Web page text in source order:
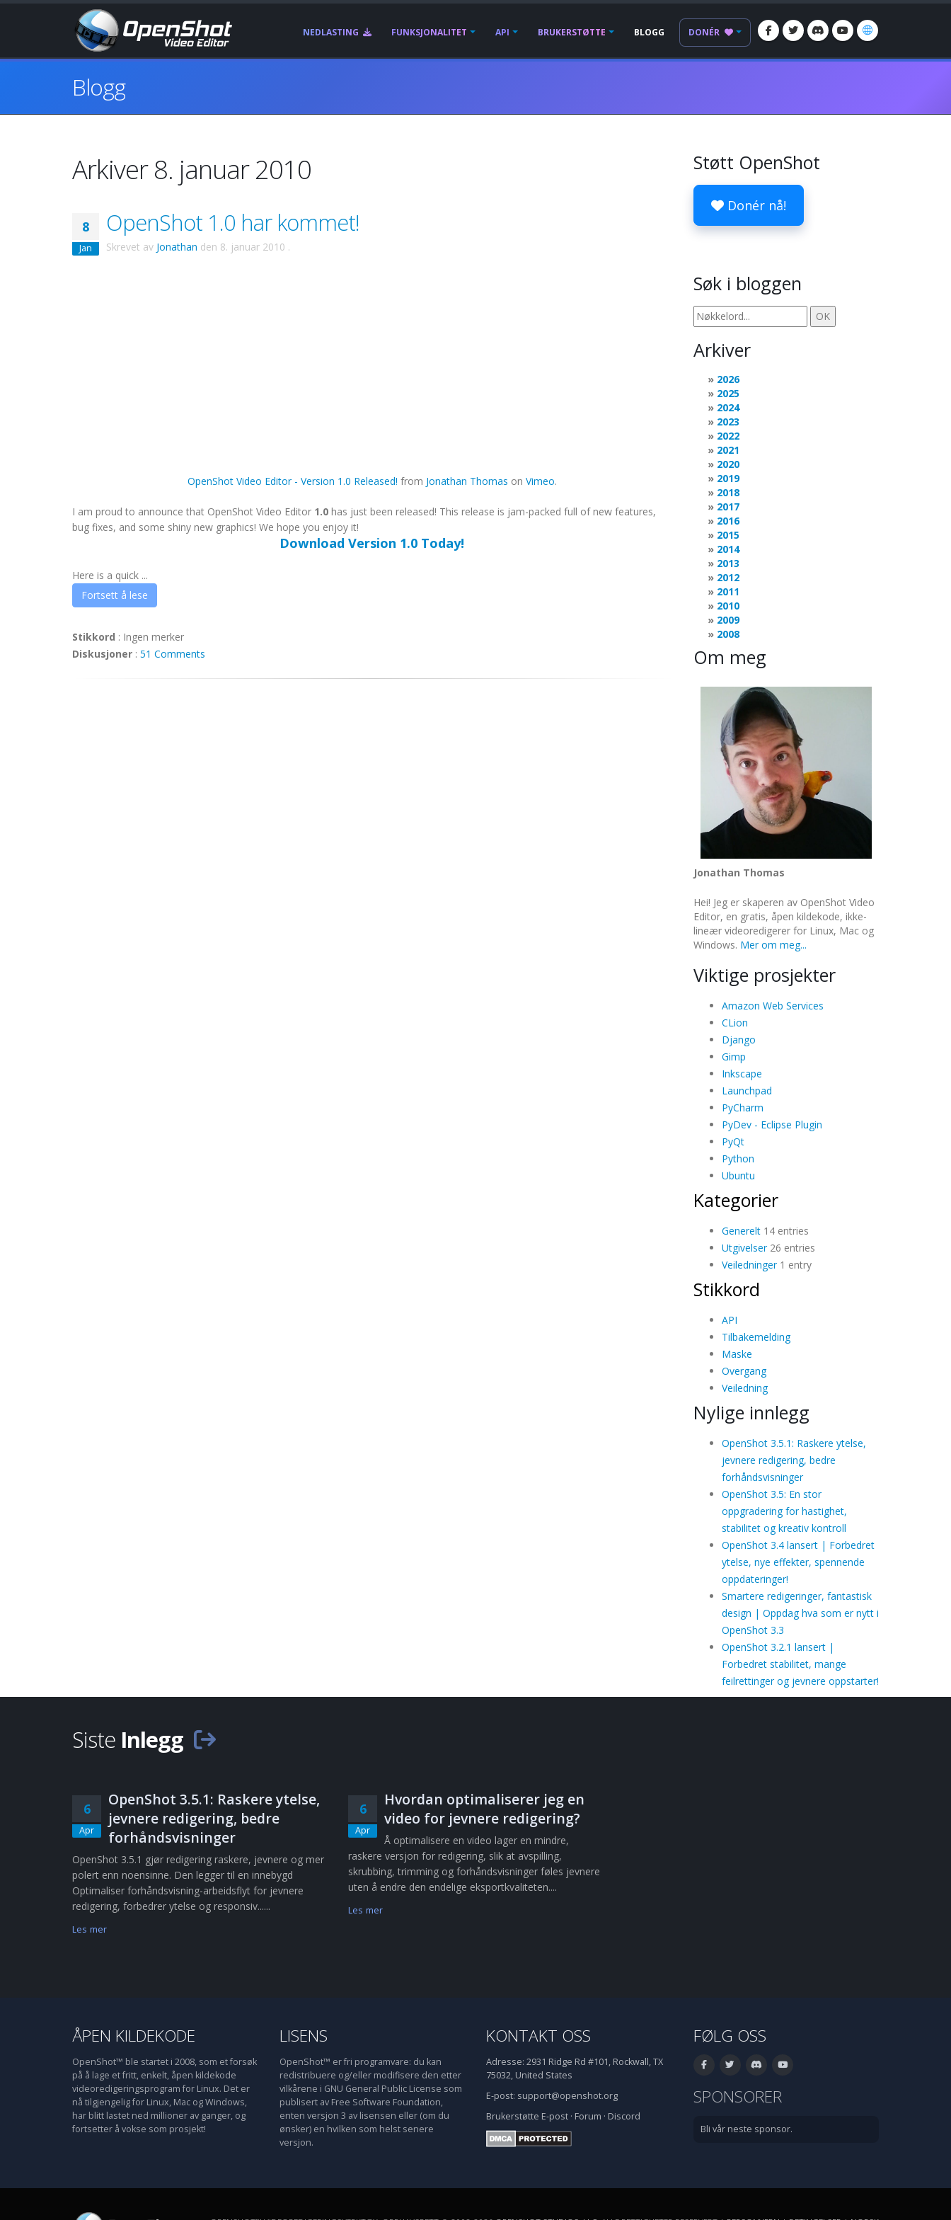
NEDLASTING FUNKSJONALITET API BRUKERSTØTTE BLOGG DONÉR
Blogg
Arkiver 8. januar 2010
8
Jan
OpenShot 1.0 har kommet!
Skrevet av Jonathan den 8. januar 2010 .
OpenShot Video Editor - Version 1.0 Released! from Jonathan Thomas on Vimeo.
I am proud to announce that OpenShot Video Editor 1.0 has just been released! This release is jam-packed full of new features,
bug fixes, and some shiny new graphics! We hope you enjoy it!
Download Version 1.0 Today!
Here is a quick ...
Fortsett å lese
Stikkord : Ingen merker
Diskusjoner : 51 Comments
Støtt OpenShot
Donér nå!
Søk i bloggen
Arkiver
2026
2025
2024
2023
2022
2021
2020
2019
2018
2017
2016
2015
2014
2013
2012
2011
2010
2009
2008
Om meg
Jonathan Thomas
Hei! Jeg er skaperen av OpenShot Video
Editor, en gratis, åpen kildekode, ikke-
lineær videoredigerer for Linux, Mac og
Windows. Mer om meg...
Viktige prosjekter
Amazon Web Services
CLion
Django
Gimp
Inkscape
Launchpad
PyCharm
PyDev - Eclipse Plugin
PyQt
Python
Ubuntu
Kategorier
Generelt14 entries
Utgivelser26 entries
Veiledninger1 entry
Stikkord
API
Tilbakemelding
Maske
Overgang
Veiledning
Nylige innlegg
OpenShot 3.5.1: Raskere ytelse,
jevnere redigering, bedre
forhåndsvisninger
OpenShot 3.5: En stor
oppgradering for hastighet,
stabilitet og kreativ kontroll
OpenShot 3.4 lansert | Forbedret
ytelse, nye effekter, spennende
oppdateringer!
Smartere redigeringer, fantastisk
design | Oppdag hva som er nytt i
OpenShot 3.3
OpenShot 3.2.1 lansert |
Forbedret stabilitet, mange
feilrettinger og jevnere oppstarter!
Siste Inlegg
6
Apr
OpenShot 3.5.1: Raskere ytelse,
jevnere redigering, bedre
forhåndsvisninger
OpenShot 3.5.1 gjør redigering raskere, jevnere og mer
polert enn noensinne. Den legger til en innebygd
Optimaliser forhåndsvisning-arbeidsflyt for jevnere
redigering, forbedrer ytelse og responsiv......
Les mer
6
Apr
Hvordan optimaliserer jeg en
video for jevnere redigering?
Å optimalisere en video lager en mindre,
raskere versjon for redigering, slik at avspilling,
skrubbing, trimming og forhåndsvisninger føles jevnere
uten å endre den endelige eksportkvaliteten....
Les mer
ÅPEN KILDEKODE
OpenShot™ ble startet i 2008, som et forsøk
på å lage et fritt, enkelt, åpen kildekode
videoredigeringsprogram for Linux. Det er
nå tilgjengelig for Linux, Mac og Windows,
har blitt lastet ned millioner av ganger, og
fortsetter å vokse som prosjekt!
LISENS
OpenShot™ er fri programvare: du kan
redistribuere og/eller modifisere den etter
vilkårene i GNU General Public License som
publisert av Free Software Foundation,
enten versjon 3 av lisensen eller (om du
ønsker) en hvilken som helst senere
versjon.
KONTAKT OSS
Adresse: 2931 Ridge Rd #101, Rockwall, TX
75032, United States
E-post: support@openshot.org
Brukerstøtte E-post · Forum · Discord
FØLG OSS
SPONSORER
Bli vår neste sponsor.